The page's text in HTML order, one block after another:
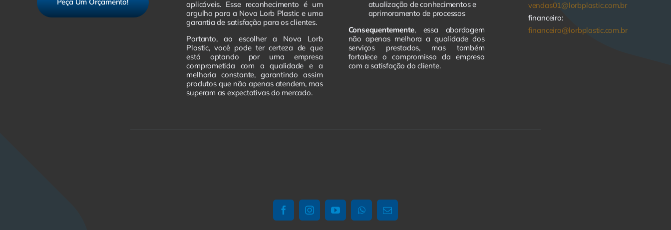
aplicáveis. Esse reconhecimento é um
orgulho para a Nova Lorb Plastic e uma
garantia de satisfação para os clientes.
Portanto, ao escolher a Nova Lorb
Plastic, você pode ter certeza de que
está optando por uma empresa
comprometida com a qualidade e a
melhoria constante, garantindo assim
produtos que não apenas atendem, mas
superam as expectativas do mercado.
atualização de conhecimentos e
aprimoramento de processos
Consequentemente, essa abordagem
não apenas melhora a qualidade dos
serviços prestados, mas também
fortalece o compromisso da empresa
com a satisfação do cliente.
vendas01@lorbplastic.com.br
financeiro:
financeiro@lorbplastic.com.br